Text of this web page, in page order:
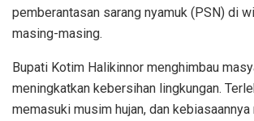
pemberantasan sarang nyamuk (PSN) di
masing-masing.
Bupati Kotim Halikinnor menghimbau
meningkatkan kebersihan lingkungan.
memasuki musim hujan, dan